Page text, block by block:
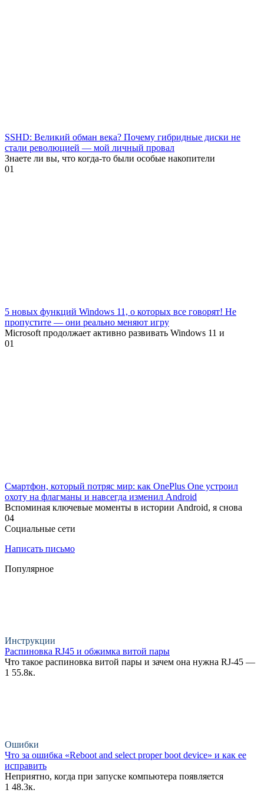
SSHD: Великий обман века? Почему гибридные диски не
стали революцией — мой личный провал
Знаете ли вы, что когда-то были особые накопители
01
5 новых функций Windows 11, о которых все говорят! Не
пропустите — они реально меняют игру
Microsoft продолжает активно развивать Windows 11 и
01
Смартфон, который потряс мир: как OnePlus One устроил
охоту на флагманы и навсегда изменил Android
Вспоминая ключевые моменты в истории Android, я снова
04
Социальные сети
Написать письмо
Популярное
Инструкции
Распиновка RJ45 и обжимка витой пары
Что такое распиновка витой пары и зачем она нужна RJ-45 —
1 55.8к.
Ошибки
Что за ошибка «Reboot and select proper boot device» и как ее
исправить
Неприятно, когда при запуске компьютера появляется
1 48.3к.